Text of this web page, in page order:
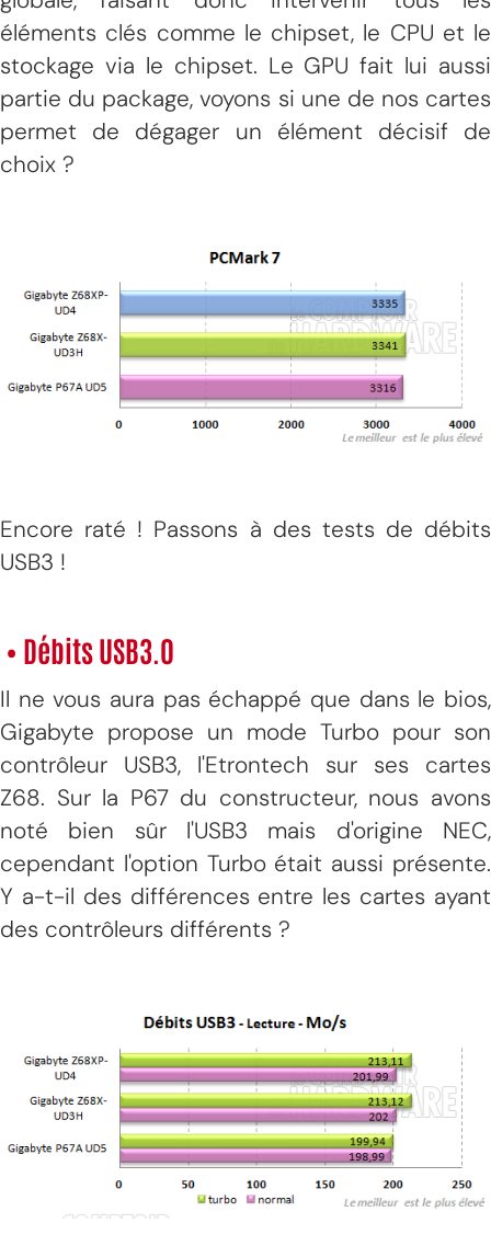
éléments clés comme le chipset, le CPU et le
stockage via le chipset. Le GPU fait lui aussi
partie du package, voyons si une de nos cartes
permet de dégager un élément décisif de
choix ?
Encore raté ! Passons à des tests de débits
USB3 !
• Débits USB3.0
Il ne vous aura pas échappé que dans le bios,
Gigabyte propose un mode Turbo pour son
contrôleur USB3, l'Etrontech sur ses cartes
Z68. Sur la P67 du constructeur, nous avons
noté bien sûr l'USB3 mais d'origine NEC,
cependant l'option Turbo était aussi présente.
Y a-t-il des différences entre les cartes ayant
des contrôleurs différents ?